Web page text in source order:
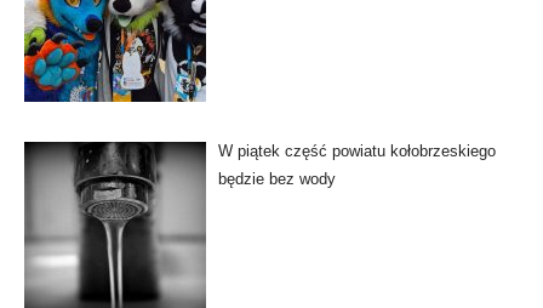
W piątek część powiatu kołobrzeskiego
będzie bez wody